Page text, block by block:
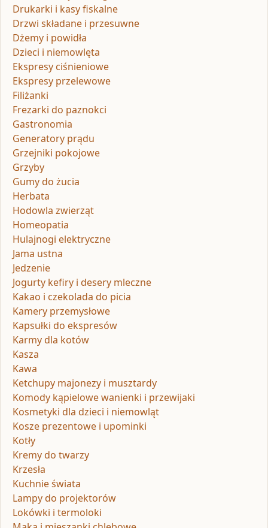
Drukarki i kasy fiskalne
Drzwi składane i przesuwne
Dżemy i powidła
Dzieci i niemowlęta
Ekspresy ciśnieniowe
Ekspresy przelewowe
Filiżanki
Frezarki do paznokci
Gastronomia
Generatory prądu
Grzejniki pokojowe
Grzyby
Gumy do żucia
Herbata
Hodowla zwierząt
Homeopatia
Hulajnogi elektryczne
Jama ustna
Jedzenie
Jogurty kefiry i desery mleczne
Kakao i czekolada do picia
Kamery przemysłowe
Kapsułki do ekspresów
Karmy dla kotów
Kasza
Kawa
Ketchupy majonezy i musztardy
Komody kąpielowe wanienki i przewijaki
Kosmetyki dla dzieci i niemowląt
Kosze prezentowe i upominki
Kotły
Kremy do twarzy
Krzesła
Kuchnie świata
Lampy do projektorów
Lokówki i termoloki